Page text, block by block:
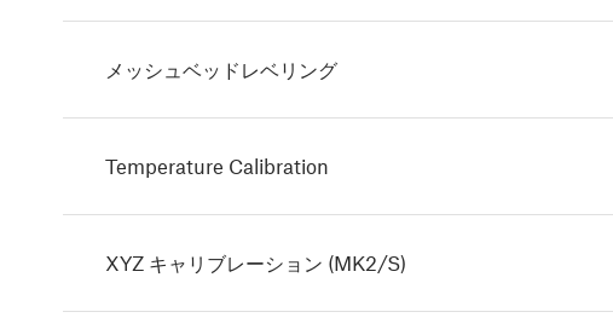
メッシュベッドレベリング
Temperature Calibration
XYZ キャリブレーション (MK2/S)